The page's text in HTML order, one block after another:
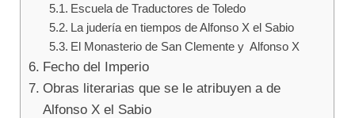
Escuela de Traductores de Toledo
La judería en tiempos de Alfonso X el Sabio
El Monasterio de San Clemente y Alfonso X
Fecho del Imperio
Obras literarias que se le atribuyen a de
Alfonso X el Sabio